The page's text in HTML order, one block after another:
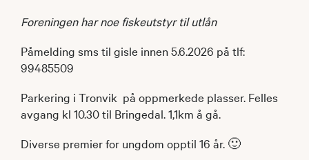
Foreningen har noe fiskeutstyr til utlån
Påmelding sms til gisle innen 5.6.2026 på tlf:
99485509
Parkering i Tronvik på oppmerkede plasser. Felles
avgang kl 10.30 til Bringedal. 1,1km å gå.
Diverse premier for ungdom opptil 16 år. 🙂